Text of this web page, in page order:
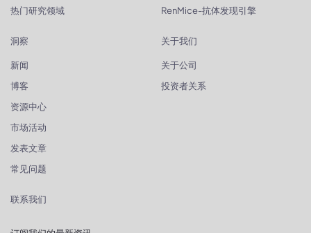
热门研究领域
RenMice-抗体发现引擎
洞察
新闻
博客
资源中心
市场活动
发表文章
常见问题
关于我们
关于公司
投资者关系
联系我们